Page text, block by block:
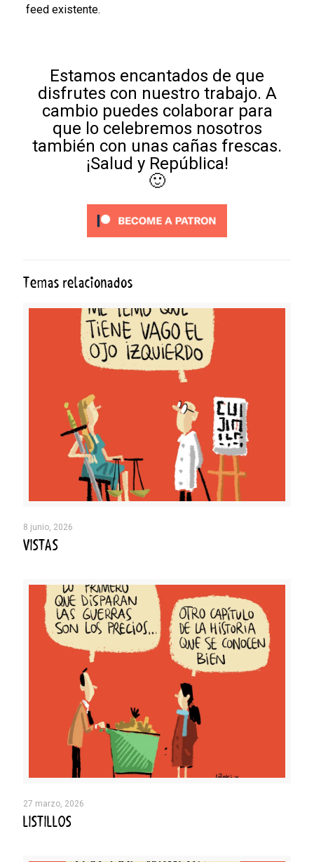
feed existente.
Estamos encantados de que
disfrutes con nuestro trabajo. A
cambio puedes colaborar para
que lo celebremos nosotros
también con unas cañas frescas.
¡Salud y República!
🙂
Temas relacionados
8 junio, 2026
VISTAS
27 marzo, 2026
LISTILLOS